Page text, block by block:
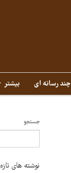
چند رسانه ای بیشتر
جستجو
نوشته های تازه